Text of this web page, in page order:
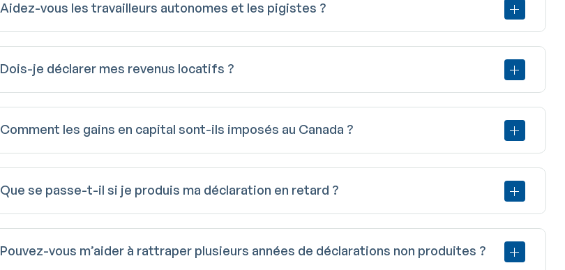
Aidez-vous les travailleurs autonomes et les pigistes ?
Dois-je déclarer mes revenus locatifs ?
Comment les gains en capital sont-ils imposés au Canada ?
Que se passe-t-il si je produis ma déclaration en retard ?
Pouvez-vous m’aider à rattraper plusieurs années de déclarations non produites ?